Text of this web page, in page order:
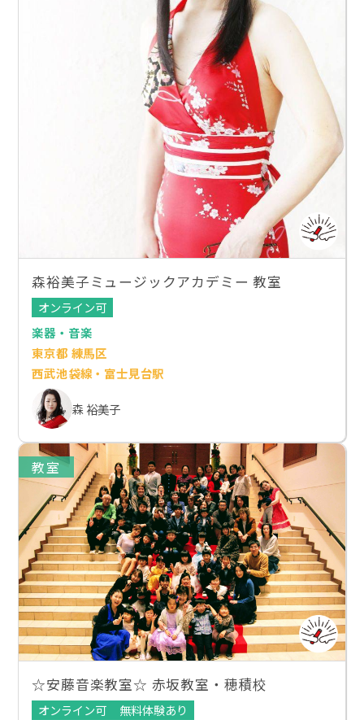
森裕美子ミュージックアカデミー 教室
オンライン可
楽器・音楽
東京都 練馬区
西武池袋線・富士見台駅
森 裕美子
教室
☆安藤音楽教室☆ 赤坂教室・穂積校
オンライン可
無料体験あり